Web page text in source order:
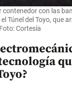
contenedor con las
Túnel del Toyo, que
Cortesía